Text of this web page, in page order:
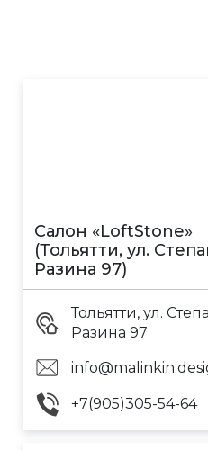
Салон «LoftStone»
(Тольятти, ул.
Разина 97)
Тольятти, ул.
Разина 97
+7(905)305-54-64